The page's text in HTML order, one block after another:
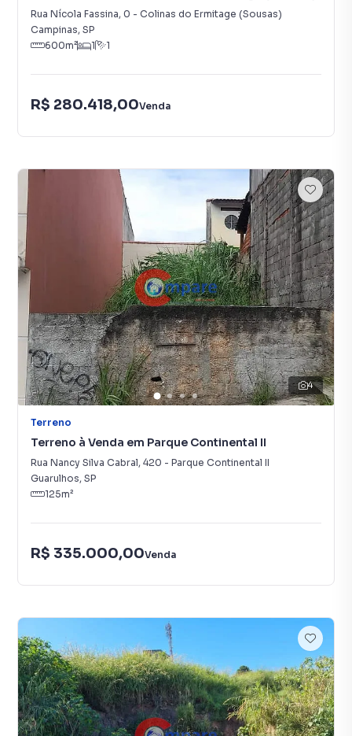
Rua Nícola Fassina, 0 - Colinas do Ermitage (Sousas)
Campinas, SP
600m² 1 1
R$ 280.418,00Venda
4
Terreno
Terreno à Venda em Parque Continental II
Rua Nancy Silva Cabral, 420 - Parque Continental II
Guarulhos, SP
125m²
R$ 335.000,00Venda